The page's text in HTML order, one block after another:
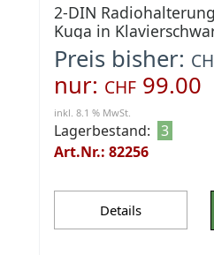
2-DIN
Kuga in
Preis bisher:
nur: CHF 99.00
inkl. 8.1 % MwSt.
Lagerbestand: 3
Art.Nr.: 82256
Details